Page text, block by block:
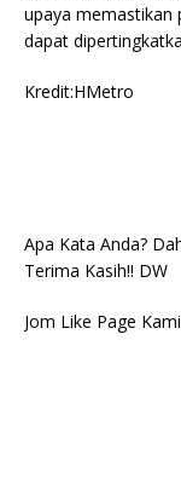
upaya memastikan
dapat
Kredit:HMetro
Apa Kata Anda?
Terima Kasih!! DW
Jom Like Page